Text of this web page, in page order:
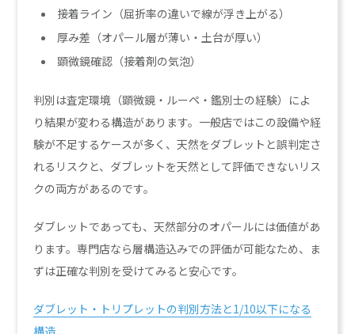
接着ライン（屈折率の違いで線が浮き上がる）
厚み差（オパール層が薄い・土台が厚い）
顕微鏡確認（接着剤の気泡）
判別は査定環境（顕微鏡・ルーペ・鑑別士の経験）によ
り結果が変わる構造があります。一般店ではこの設備や経
験が不足するケースが多く、天然をダブレットと誤判定さ
れるリスクと、ダブレットを天然として評価できないリス
クの両方があるのです。
ダブレットであっても、天然部分のオパールには価値があ
ります。専門店なら層構造込みでの評価が可能なため、ま
ずは正確な判別を受けてみると安心です。
ダブレット・トリプレットの判別方法と1/10以下になる
構造